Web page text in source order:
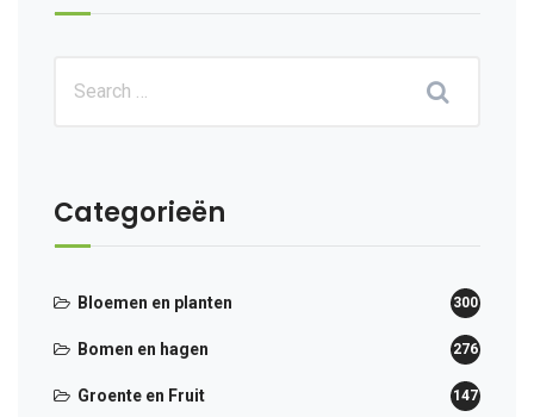
Categorieën
Bloemen en planten 300
Bomen en hagen 276
Groente en Fruit 147